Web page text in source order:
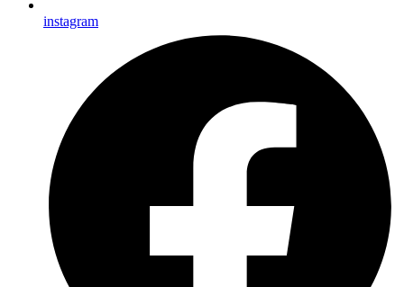
instagram